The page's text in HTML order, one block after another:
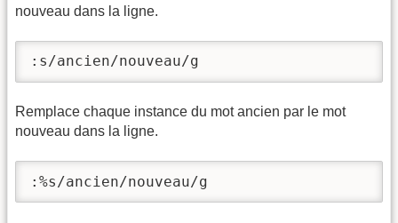
nouveau dans la ligne.
:s/ancien/nouveau/g
Remplace chaque instance du mot ancien par le mot
nouveau dans la ligne.
:%s/ancien/nouveau/g